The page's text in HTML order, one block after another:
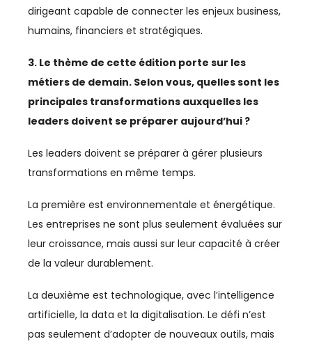
IMMOBILIER
INCLUSION
INDUSTRIE
INDUSTRIES CULTURELLES
INFRASTRUCTURES
INVESTISSEMENT
JURIDIQUE / FISCAL
dirigeant capable de connecter les enjeux business,
humains, financiers et stratégiques.
3. Le thème de cette édition porte sur les
métiers de demain. Selon vous, quelles sont les
principales transformations auxquelles les
leaders doivent se préparer aujourd’hui ?
Les leaders doivent se préparer à gérer plusieurs
transformations en même temps.
La première est environnementale et énergétique.
Les entreprises ne sont plus seulement évaluées sur
leur croissance, mais aussi sur leur capacité à créer
de la valeur durablement.
La deuxième est technologique, avec l’intelligence
artificielle, la data et la digitalisation. Le défi n’est
pas seulement d’adopter de nouveaux outils, mais